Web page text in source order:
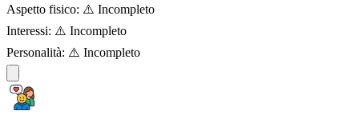
Aspetto fisico: ⚠️ Incompleto
Interessi: ⚠️ Incompleto
Personalità: ⚠️ Incompleto